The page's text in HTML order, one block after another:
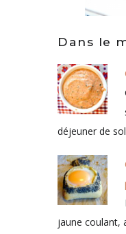
Dans le
déjeuner de
jaune coulant,